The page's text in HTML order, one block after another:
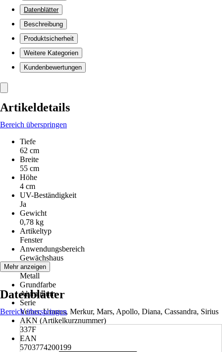
Datenblätter
Beschreibung
Produktsicherheit
Weitere Kategorien
Kundenbewertungen
Artikeldetails
Bereich überspringen
Tiefe
62 cm
Breite
55 cm
Höhe
4 cm
UV-Beständigkeit
Ja
Gewicht
0,78 kg
Artikeltyp
Fenster
Anwendungsbereich
Gewächshaus
Material
Metall
Grundfarbe
Aluminium
Serie
Venus, Uranus, Merkur, Mars, Apollo, Diana, Cassandra, Sirius
AKN (Artikelkurznummer)
337F
EAN
5703774200199
Mehr anzeigen
Datenblätter
Bereich überspringen